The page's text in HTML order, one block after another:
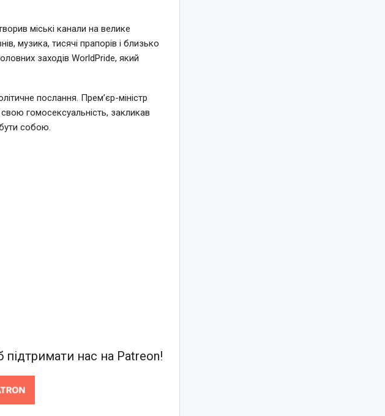
міські канали на велике
музика, тисячі прапорів і близько
заходів WorldPride, який
послання. Прем’єр-міністр
гомосексуальність, закликав
собою.
нас на Patreon!